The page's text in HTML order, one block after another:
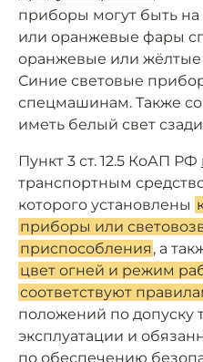
приборы могут быть на
или оранжевые фары
оранжевые или жёлтые
Синие световые
спецмашинам. Также
иметь белый свет
Пункт 3 ст. 12.5 КоАП РФ
транспортным
которого установлены
приборы или
приспособления , а
цвет огней и режим
соответствуют
положений по допуску
эксплуатации и
по обеспечению